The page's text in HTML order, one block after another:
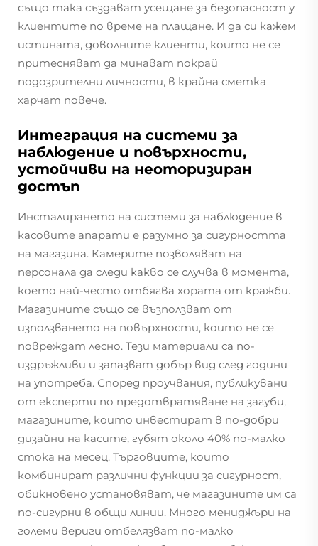
също така създават усещане за безопасност у
клиентите по време на плащане. И да си кажем
истината, доволните клиенти, които не се
притесняват да минават покрай
подозрителни личности, в крайна сметка
харчат повече.
Интеграция на системи за
наблюдение и повърхности,
устойчиви на неоторизиран
достъп
Инсталирането на системи за наблюдение в
касовите апарати е разумно за сигурността
на магазина. Камерите позволяват на
персонала да следи какво се случва в момента,
което най-често отбягва хората от кражби.
Магазините също се възползват от
използването на повърхности, които не се
повреждат лесно. Тези материали са по-
издръжливи и запазват добър вид след години
на употреба. Според проучвания, публикувани
от експерти по предотвратяване на загуби,
магазините, които инвестират в по-добри
дизайни на касите, губят около 40% по-малко
стока на месец. Търговците, които
комбинират различни функции за сигурност,
обикновено установяват, че магазините им са
по-сигурни в общи линии. Много мениджъри на
големи вериги отбелязват по-малко